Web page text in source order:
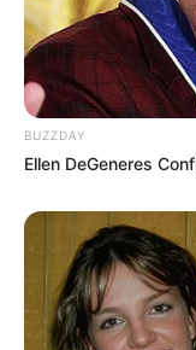
BUZZDAY
Ellen DeGeneres